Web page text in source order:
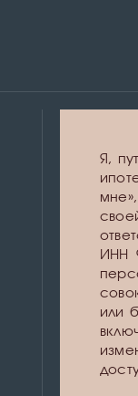
Я,
ИНН
или